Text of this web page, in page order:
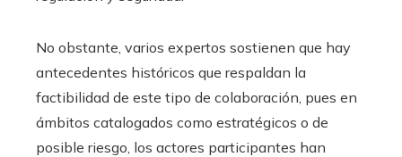
No obstante, varios expertos sostienen que hay
antecedentes históricos que respaldan la
factibilidad de este tipo de colaboración, pues en
ámbitos catalogados como estratégicos o de
posible riesgo, los actores participantes han